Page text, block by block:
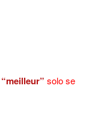
“meilleur” solo se